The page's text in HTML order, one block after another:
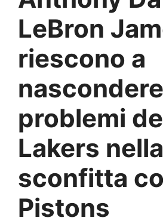
LeBron
riescono a
problemi
Lakers nella
sconfitta
Pistons